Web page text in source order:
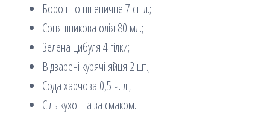
Борошно пшеничне 7 ст. л.;
Соняшникова олія 80 мл.;
Зелена цибуля 4 гілки;
Відварені курячі яйця 2 шт.;
Сода харчова 0,5 ч. л.;
Сіль кухонна за смаком.